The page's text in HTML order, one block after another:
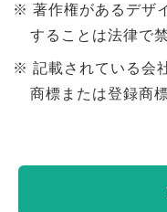
著作権があるデザ
することは法律で
記載されている会
商標または登録商